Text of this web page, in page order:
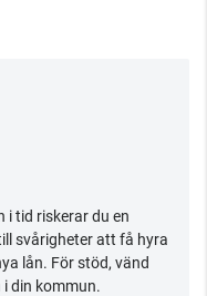
i tid riskerar du en
svårigheter att få hyra
lån. För stöd, vänd
din kommun.